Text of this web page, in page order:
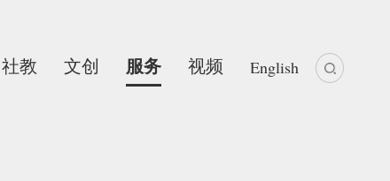
社教 文创 服务 视频 English